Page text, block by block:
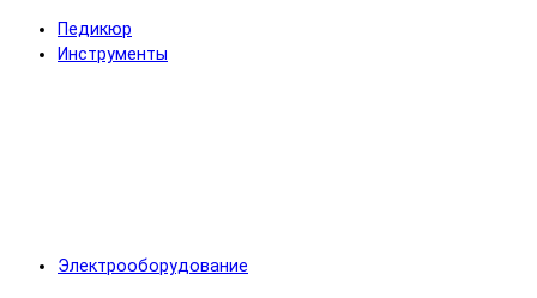
Педикюр
Инструменты
Электрооборудование